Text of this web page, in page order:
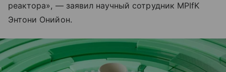
реактора», — заявил научный сотрудник MPIfK
Энтони Онийон.